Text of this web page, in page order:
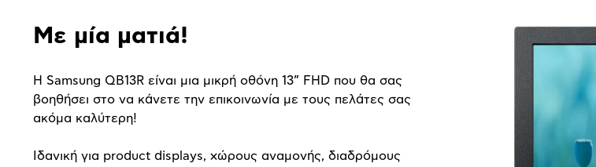
Με μία ματιά!
Η Samsung QB13R είναι μια μικρή οθόνη 13” FHD που θα σας
βοηθήσει στο να κάνετε την επικοινωνία με τους πελάτες σας
ακόμα καλύτερη!
Ιδανική για product displays, χώρους αναμονής, διαδρόμους